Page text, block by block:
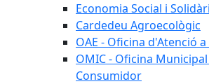
Economia Social i
Cardedeu Agroecològic
OAE - Oficina d'Atenció
OMIC - Oficina
Consumidor